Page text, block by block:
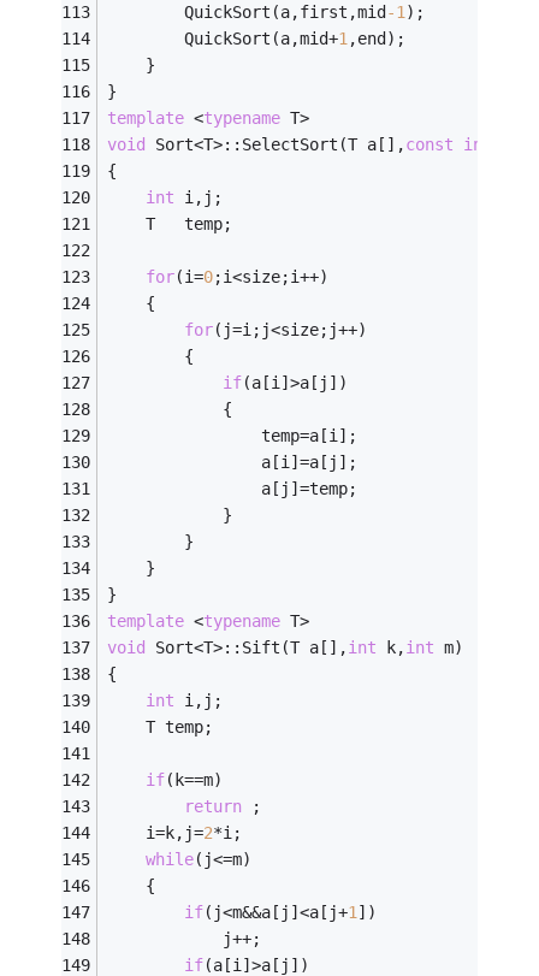
		QuickSort(a,first,mid
-1
		QuickSort(a,mid+
1
	}
}
template <typename T>
void Sort<T>::SelectSort(T a[],const int
{
int i,j;
	T   temp;
for(i=0
	{
for(j=i;j<size;j++)
		{
if(a[i]>a[j])
			{
				temp=a[i];
				a[i]=a[j];
				a[j]=temp;
			}
		}
	}
}
template <typename T>
void Sort<T>::Sift(T a[],int k,int
{
int i,j;
	T temp;
if
return ;
	i=k,j=
2
while(j<=m)
	{
if(j<m&&a[j]<a[j+1
			j++;
if(a[i]>a[j])